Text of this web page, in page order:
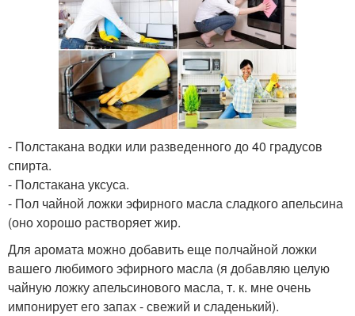
- Полстакана водки или разведенного до 40 градусов
спирта.
- Полстакана уксуса.
- Пол чайной ложки эфирного масла сладкого апельсина
(оно хорошо растворяет жир.
Для аромата можно добавить еще полчайной ложки
вашего любимого эфирного масла (я добавляю целую
чайную ложку апельсинового масла, т. к. мне очень
импонирует его запах - свежий и сладенький).